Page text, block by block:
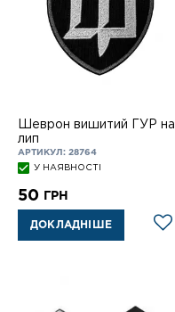
Шеврон вишитий ГУР на
лип
АРТИКУЛ: 28764
У НАЯВНОСТІ
50 ГРН
ДОКЛАДНІШЕ